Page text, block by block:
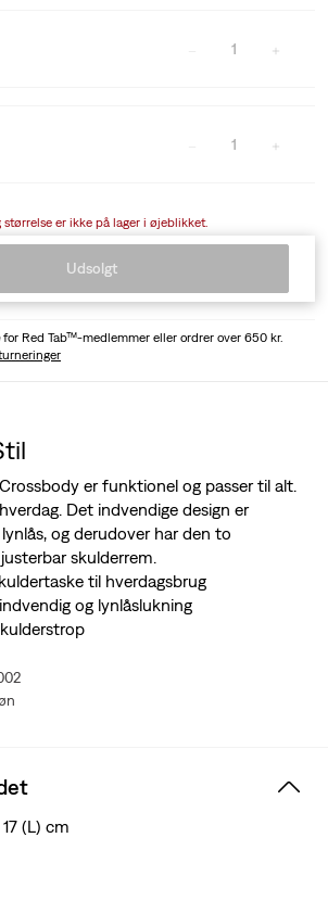
1
1
størrelse er ikke på lager i øjeblikket.
Udsolgt
for Red Tab™-medlemmer eller ordrer over 650 kr.
er funktionel og passer til alt.
Det indvendige design er
og derudover har den to
skulderrem.
til hverdagsbrug
og lynlåslukning
(L) cm